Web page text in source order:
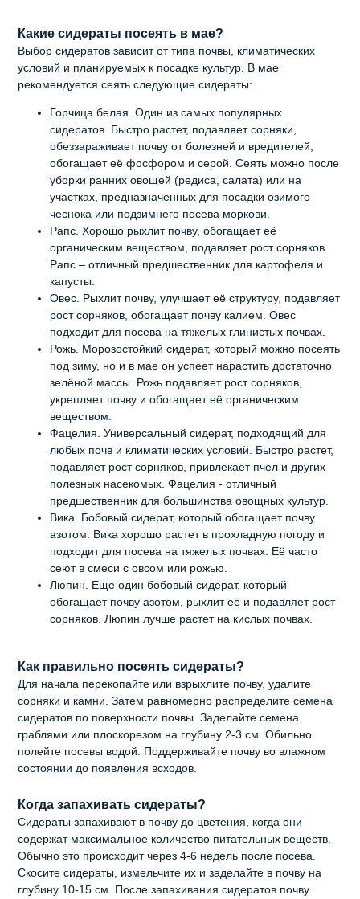
Какие сидераты посеять в мае?
Выбор сидератов зависит от типа почвы, климатических
условий и планируемых к посадке культур. В мае
рекомендуется сеять следующие сидераты:
Горчица белая. Один из самых популярных
сидератов. Быстро растет, подавляет сорняки,
обеззараживает почву от болезней и вредителей,
обогащает её фосфором и серой. Сеять можно после
уборки ранних овощей (редиса, салата) или на
участках, предназначенных для посадки озимого
чеснока или подзимнего посева моркови.
Рапс. Хорошо рыхлит почву, обогащает её
органическим веществом, подавляет рост сорняков.
Рапс – отличный предшественник для картофеля и
капусты.
Овес. Рыхлит почву, улучшает её структуру, подавляет
рост сорняков, обогащает почву калием. Овес
подходит для посева на тяжелых глинистых почвах.
Рожь. Морозостойкий сидерат, который можно посеять
под зиму, но и в мае он успеет нарастить достаточно
зелёной массы. Рожь подавляет рост сорняков,
укрепляет почву и обогащает её органическим
веществом.
Фацелия. Универсальный сидерат, подходящий для
любых почв и климатических условий. Быстро растет,
подавляет рост сорняков, привлекает пчел и других
полезных насекомых. Фацелия - отличный
предшественник для большинства овощных культур.
Вика. Бобовый сидерат, который обогащает почву
азотом. Вика хорошо растет в прохладную погоду и
подходит для посева на тяжелых почвах. Её часто
сеют в смеси с овсом или рожью.
Люпин. Еще один бобовый сидерат, который
обогащает почву азотом, рыхлит её и подавляет рост
сорняков. Люпин лучше растет на кислых почвах.
Как правильно посеять сидераты?
Для начала перекопайте или взрыхлите почву, удалите
сорняки и камни. Затем равномерно распределите семена
сидератов по поверхности почвы. Заделайте семена
граблями или плоскорезом на глубину 2-3 см. Обильно
полейте посевы водой. Поддерживайте почву во влажном
состоянии до появления всходов.
Когда запахивать сидераты?
Сидераты запахивают в почву до цветения, когда они
содержат максимальное количество питательных веществ.
Обычно это происходит через 4-6 недель после посева.
Скосите сидераты, измельчите их и заделайте в почву на
глубину 10-15 см. После запахивания сидератов почву